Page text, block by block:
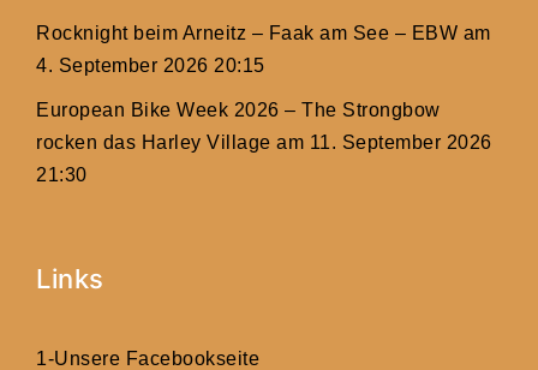
Rocknight beim Arneitz – Faak am See – EBW am
4. September 2026 20:15
European Bike Week 2026 – The Strongbow
rocken das Harley Village am 11. September 2026
21:30
Links
1-Unsere Facebookseite